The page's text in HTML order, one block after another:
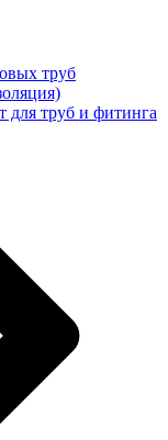
труб
труб и фитинга